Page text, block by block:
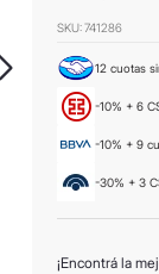
SKU:741286
12 cuotas
-10% + 6
-10% + 9
-30% + 3
¡Encontrá la